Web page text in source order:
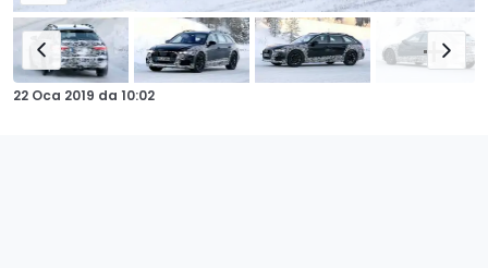
22 Oca 2019 da 10:02